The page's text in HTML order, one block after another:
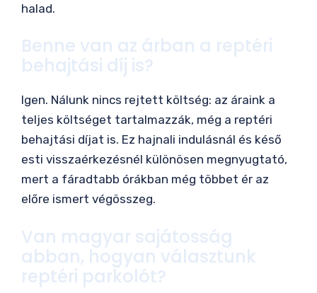
halad.
Benne van az árban a reptéri
behajtási díj is?
Igen. Nálunk nincs rejtett költség: az áraink a
teljes költséget tartalmazzák, még a reptéri
behajtási díjat is. Ez hajnali indulásnál és késő
esti visszaérkezésnél különösen megnyugtató,
mert a fáradtabb órákban még többet ér az
előre ismert végösszeg.
Van magyar sajátosság
abban, hogyan választunk
reptéri parkolót?